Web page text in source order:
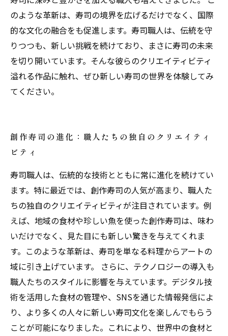
のような革新は、寿司の境界を広げるだけでなく、国際
的な文化の融合をも促進します。寿司職人は、伝統を守
りつつも、新しい挑戦を続けており、まさに寿司の未来
を切り開いています。そんな彼らのクリエイティビティ
溢れる作品に触れ、ぜひ新しい寿司の世界を体験してみ
てください。
創作寿司の進化：職人たちの独自のクリエイティ
ビティ
寿司職人は、伝統的な技術とともに常に進化を続けてい
ます。特に最近では、創作寿司の人気が高まり、職人た
ちの独自のクリエイティビティが注目されています。例
えば、地域の食材や珍しい魚を使った創作寿司は、味わ
いだけでなく、見た目にも新しい驚きを与えてくれま
す。このような革新は、寿司を単なる料理からアートの
域に引き上げています。 さらに、テクノロジーの導入も
職人たちのスタイルに影響を与えています。デジタル技
術を活用した食材の管理や、SNSを通じた情報発信によ
り、より多くの人々に新しい寿司文化を楽しんでもらう
ことが可能になりました。これにより、世界中の食材と